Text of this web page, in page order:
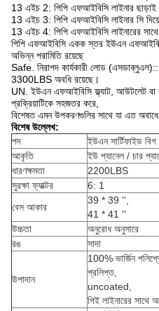
13 এইচ 2: পিপি এফআইবিসি লাইনার ছাড়াই
13 এইচ 3: পিপি এফআইবিসি লাইনার সি
13 এইচ 4: পিপি এফআইবিসি লাইনারের
পিপি এফআইবিসি একক স্তর ইউএন
অভিন্ন পরামিতি রয়েছে
Safe. নিরাপদ কার্যকারী লোড
3300LBS অবধি রয়েছে।
UN. ইউএন এফআইবিসি ফ্ল্যাট, আউটলেট বা
প্রক্রিয়াটিকে সহজতর করে,
বিশেষত এমন উপকরণগুলির সাথে যা এত
বিশেষ উল্লেখ:
পদ
ইউএন সার্টিফাইড বিগ
আকৃতি
ইউ প্যানেল / চার
ধারণক্ষমতা
2200LBS
সুরক্ষা ফ্যাক্টর
6: 1
বেস আকার
39 * 39 '',
41 * 41 ''
উচ্চতা
অনুরোধ অনুসারে
রঙ
সাদা
উপাদান
100% ভার্জিন
প্রলিপ্ত,
uncoated,
পিই লাইনারের সাথে